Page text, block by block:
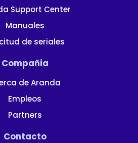
Support Center
Manuales
de seriales
Compañia
de Aranda
Empleos
Partners
Contacto